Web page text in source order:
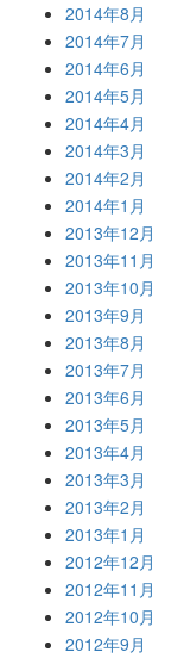
2014年8月
2014年7月
2014年6月
2014年5月
2014年4月
2014年3月
2014年2月
2014年1月
2013年12月
2013年11月
2013年10月
2013年9月
2013年8月
2013年7月
2013年6月
2013年5月
2013年4月
2013年3月
2013年2月
2013年1月
2012年12月
2012年11月
2012年10月
2012年9月